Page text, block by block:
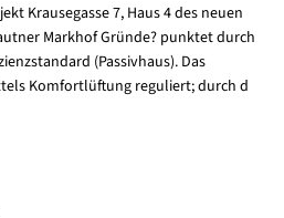
Krausegasse 7, Haus 4 des neuen
Markhof Gründe? punktet durch
(Passivhaus). Das
Komfortlüftung reguliert; durch d